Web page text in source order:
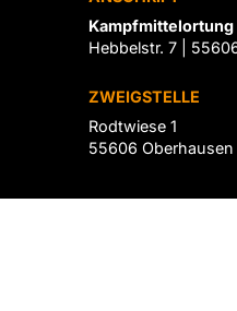
Kampfmittelortung
Hebbelstr. 7 |
ZWEIGSTELLE
Rodtwiese 1
55606 Oberhausen